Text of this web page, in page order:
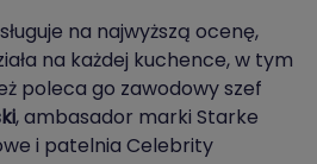
na najwyższą ocenę,
na każdej kuchence, w tym
poleca go zawodowy szef
, ambasador marki Starke
i patelnia Celebrity